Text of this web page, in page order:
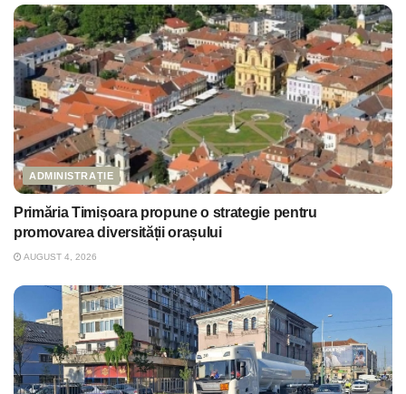
ADMINISTRAȚIE
Primăria Timișoara propune o strategie pentru
promovarea diversității orașului
AUGUST 4, 2026